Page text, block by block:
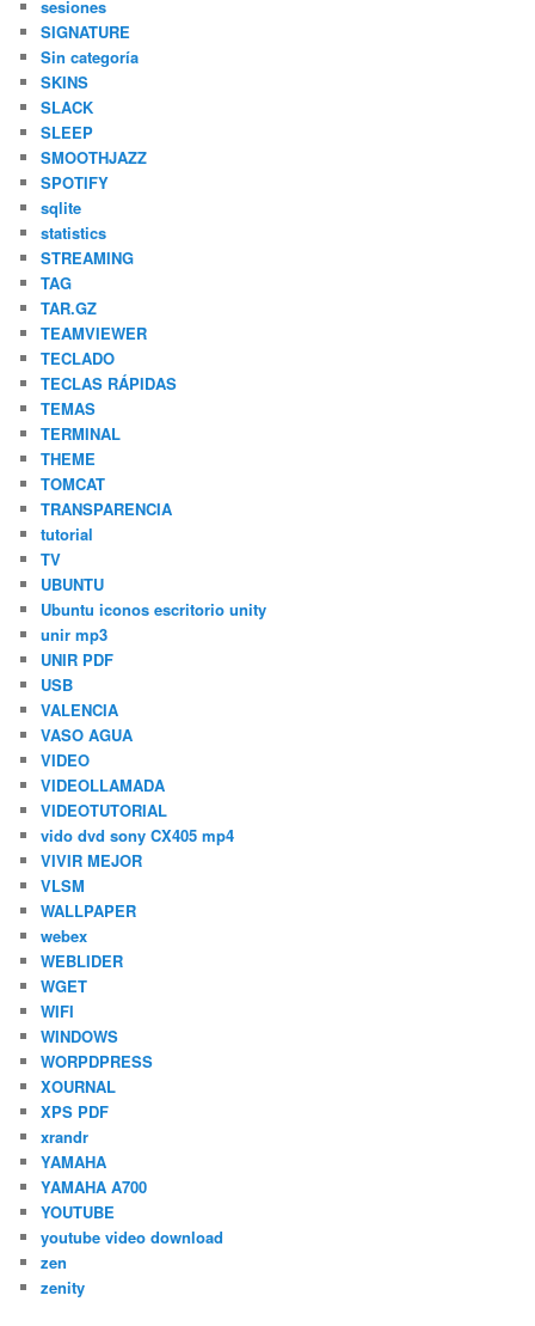
sesiones
SIGNATURE
Sin categoría
SKINS
SLACK
SLEEP
SMOOTHJAZZ
SPOTIFY
sqlite
statistics
STREAMING
TAG
TAR.GZ
TEAMVIEWER
TECLADO
TECLAS RÁPIDAS
TEMAS
TERMINAL
THEME
TOMCAT
TRANSPARENCIA
tutorial
TV
UBUNTU
Ubuntu iconos escritorio unity
unir mp3
UNIR PDF
USB
VALENCIA
VASO AGUA
VIDEO
VIDEOLLAMADA
VIDEOTUTORIAL
vido dvd sony CX405 mp4
VIVIR MEJOR
VLSM
WALLPAPER
webex
WEBLIDER
WGET
WIFI
WINDOWS
WORPDPRESS
XOURNAL
XPS PDF
xrandr
YAMAHA
YAMAHA A700
YOUTUBE
youtube video download
zen
zenity